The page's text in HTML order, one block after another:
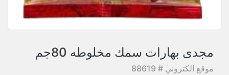
مجدى بهارات سمك مخلوطه 80جم
موقع الكتروني # 88619